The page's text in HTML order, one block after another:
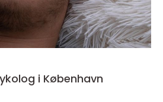
i København